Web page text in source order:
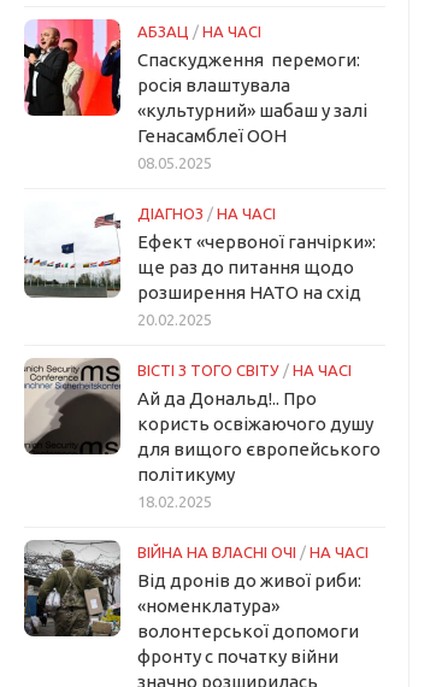
АБЗАЦ / НА ЧАСІ
Спаскудження перемоги:
росія влаштувала
«культурний» шабаш у залі
Генасамблеї ООН
08.05.2025
ДІАГНОЗ / НА ЧАСІ
Ефект «червоної ганчірки»:
ще раз до питання щодо
розширення НАТО на схід
20.02.2025
ВІСТІ З ТОГО СВІТУ / НА ЧАСІ
Ай да Дональд!.. Про
користь освіжаючого душу
для вищого європейського
політикуму
18.02.2025
ВІЙНА НА ВЛАСНІ ОЧІ / НА ЧАСІ
Від дронів до живої риби:
«номенклатура»
волонтерської допомоги
фронту с початку війни
значно розширилась